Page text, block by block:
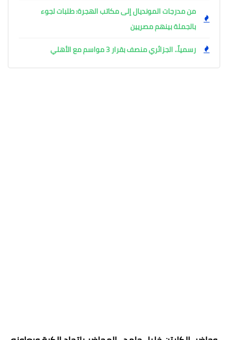
من مدرجات المونديال إلى مكاتب الهجرة: طلبات لجوء
بالجملة بينهم مصريين
رسمياً.. الجزائري منصف بقرار 3 مواسم مع الأهلي